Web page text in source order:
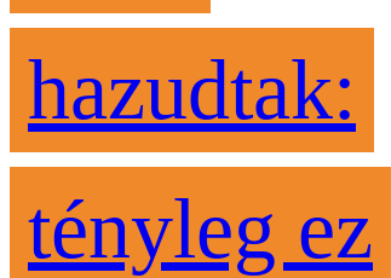
hazudtak:
tényleg ez